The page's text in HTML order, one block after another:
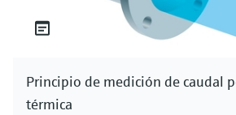
Principio de medición de caudal
térmica